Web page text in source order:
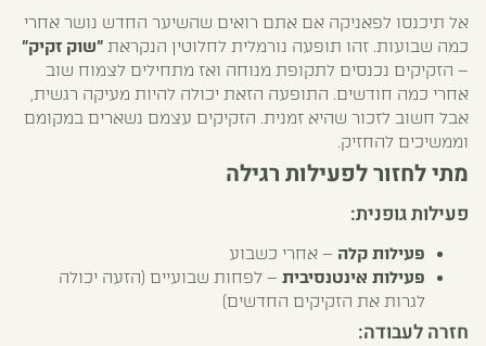
אל תיכנסו לפאניקה אם אתם רואים שהשיער החדש נושר אחרי
כמה שבועות. זהו תופעה נורמלית לחלוטין הנקראת "שוק זקיק"
– הזקיקים נכנסים לתקופת מנוחה ואז מתחילים לצמוח שוב
אחרי כמה חודשים. התופעה הזאת יכולה להיות מעיקה רגשית,
אבל חשוב לזכור שהיא זמנית. הזקיקים עצמם נשארים במקומם
וממשיכים להחזיק.
מתי לחזור לפעילות רגילה
פעילות גופנית:
פעילות קלה – אחרי כשבוע
פעילות אינטנסיבית – לפחות שבועיים (הזעה יכולה
לגרות את הזקיקים החדשים)
חזרה לעבודה: